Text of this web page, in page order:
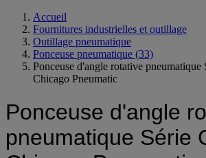
Accueil
Fournitures industrielles et outillage
Outillage pneumatique
Ponceuse pneumatique (33)
Ponceuse d'angle rotative pneumatique
Chicago Pneumatic
Ponceuse d'angle
pneumatique Série